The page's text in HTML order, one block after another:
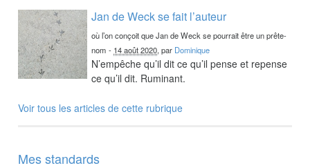
Jan de Weck se fait l’auteur
où l’on conçoit que Jan de Weck se pourrait être un prête-
nom - 14 août 2020, par Dominique
N’empêche qu’il dit ce qu’il pense et repense
ce qu’il dit. Ruminant.
Voir tous les articles de cette rubrique
Mes standards